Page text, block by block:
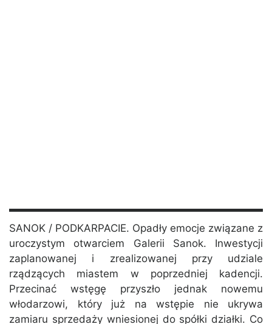
SANOK / PODKARPACIE. Opadły emocje związane z
uroczystym otwarciem Galerii Sanok. Inwestycji
zaplanowanej i zrealizowanej przy udziale
rządzących miastem w poprzedniej kadencji.
Przecinać wstęgę przyszło jednak nowemu
włodarzowi, który już na wstępie nie ukrywa
zamiaru sprzedaży wniesionej do spółki działki. Co